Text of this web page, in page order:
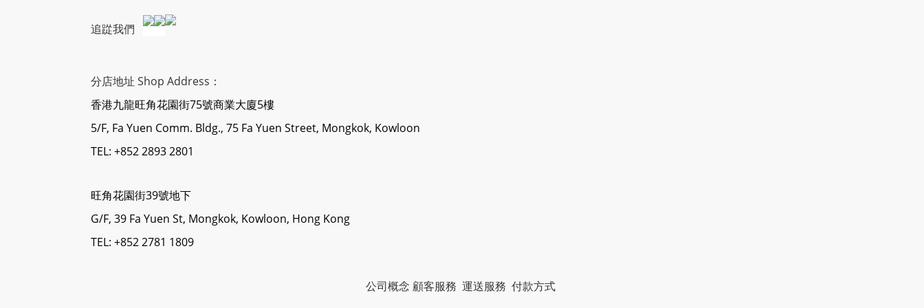
追踨我們
分店地址 Shop Address：
香港九龍旺角花園街75號商業大廈5樓
5/F, Fa Yuen Comm. Bldg., 75 Fa Yuen Street, Mongkok, Kowloon
TEL: +852 2893 2801
旺角花園街39號地下
G/F, 39 Fa Yuen St, Mongkok, Kowloon, Hong Kong
TEL: +852 2781 1809
公司概念 顧客服務 運送服務 付款方式